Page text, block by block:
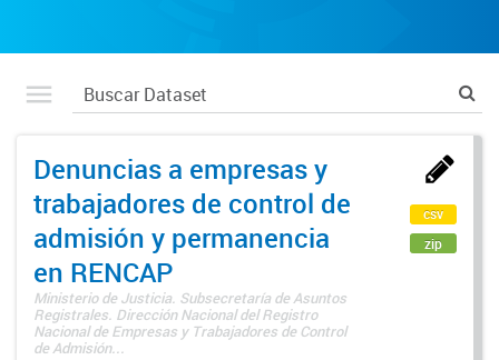
Denuncias a empresas y
trabajadores de control de
admisión y permanencia
en RENCAP
Ministerio de Justicia. Subsecretaría de Asuntos
Registrales. Dirección Nacional del Registro
Nacional de Empresas y Trabajadores de Control
de Admisión...
csv
zip